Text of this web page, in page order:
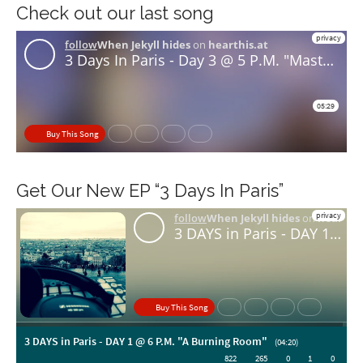
Check out our last song
Get Our New EP “3 Days In Paris”